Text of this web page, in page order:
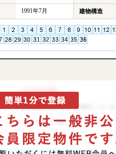
1991年7月 建物構造